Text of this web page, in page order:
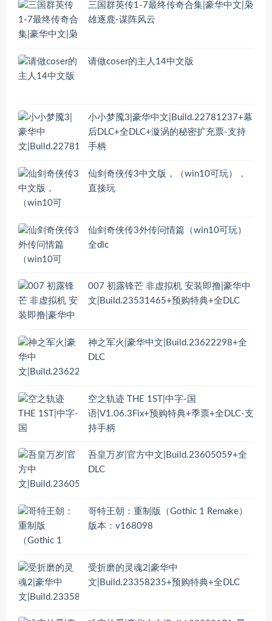
三国群英传1-7最终传奇合集|豪华中文|枭
雄逐鹿-谋阵风云
请做coser的主人14中文版
小小梦魇3|豪华中文|Build.22781237+幕
后DLC+全DLC+漩涡的秘密扩充票-支持
手柄
仙剑奇侠传3中文版，（win10可玩），
直接玩
仙剑奇侠传3外传问情篇（win10可玩）
全dlc
007 初露锋芒 非虚拟机 安装即撸|豪华中
文|Build.23531465+预购特典+全DLC
神之军火|豪华中文|Build.23622298+全
DLC
空之轨迹 THE 1ST|中字-国
语|V1.06.3Fix+预购特典+季票+全DLC-支
持手柄
吾皇万岁|官方中文|Build.23605059+全
DLC
哥特王朝：重制版（Gothic 1 Remake）
版本：v168098
受折磨的灵魂2|豪华中
文|Build.23358235+预购特典+全DLC